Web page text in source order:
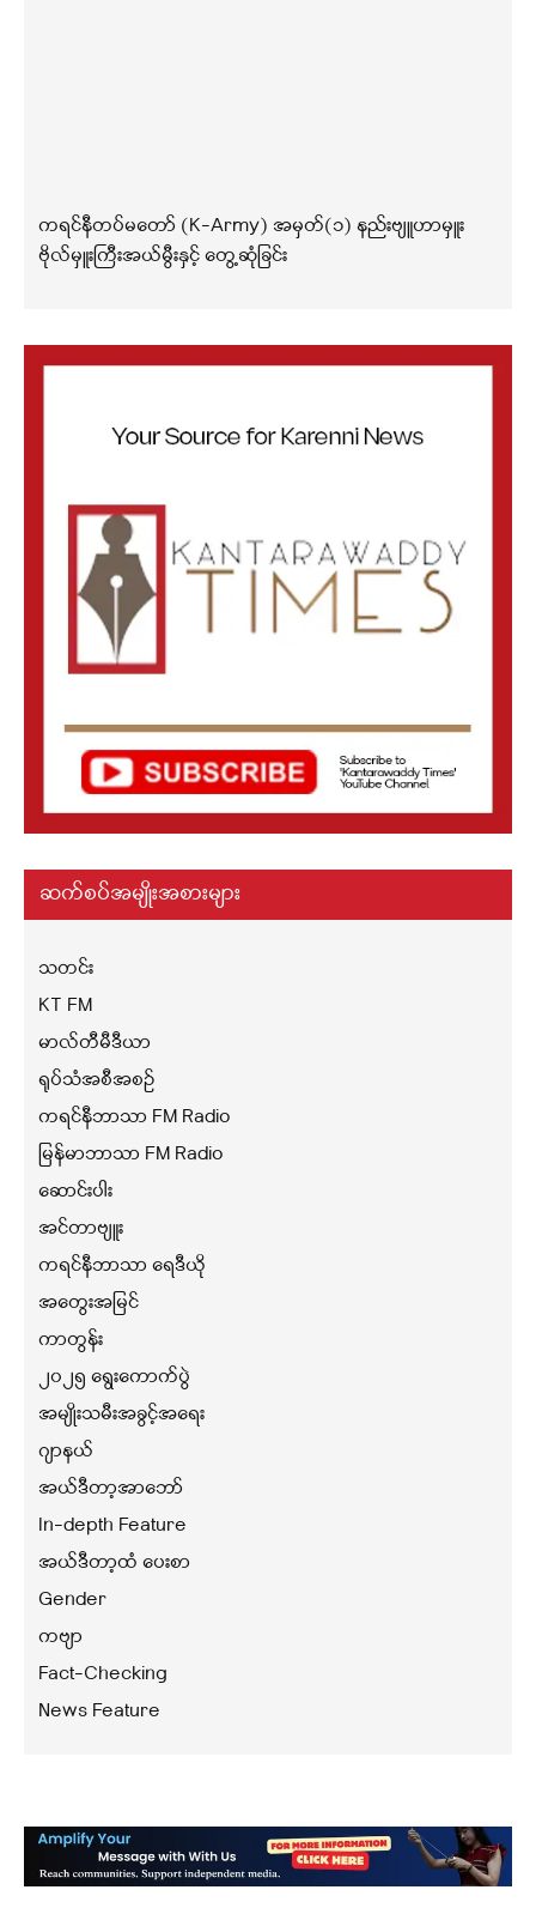
ကရင်နီတပ်မတော် (K-Army) အမှတ်(၁) နည်းဗျူဟာမှူး
ဗိုလ်မှူးကြီးအယ်မွီးနှင့် တွေ့ဆုံခြင်း
ဆက်စပ်အမျိုးအစားများ
သတင်း
KT FM
မာလ်တီမီဒီယာ
ရုပ်သံအစီအစဉ်
ကရင်နီဘာသာ FM Radio
မြန်မာဘာသာ FM Radio
ဆောင်းပါး
အင်တာဗျူး
ကရင်နီဘာသာ ရေဒီယို
အတွေးအမြင်
ကာတွန်း
၂၀၂၅ ရွေးကောက်ပွဲ
အမျိုးသမီးအခွင့်အရေး
ဂျာနယ်
အယ်ဒီတာ့အာဘော်
In-depth Feature
အယ်ဒီတာ့ထံ ပေးစာ
Gender
ကဗျာ
Fact-Checking
News Feature